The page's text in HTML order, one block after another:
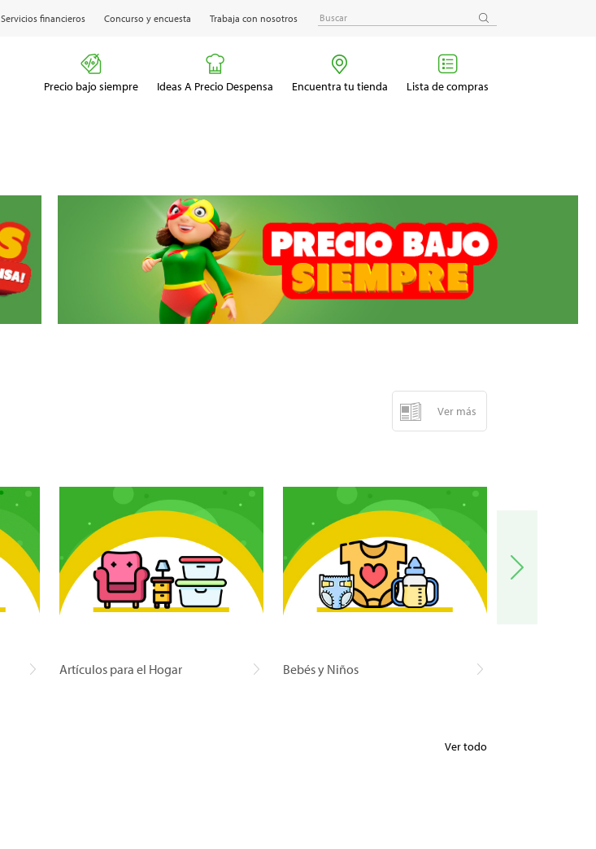
Servicios financieros Concurso y encuesta Trabaja con nosotros
Precio bajo siempre Ideas A Precio Despensa Encuentra tu tienda Lista de compras
Ver más
Artículos para el Hogar Bebés y Niños
Ver todo